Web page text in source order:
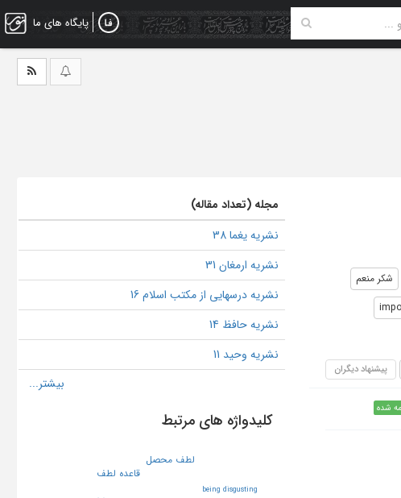
پایگاه های ما
شکر منعم
پیشنهاد دیگران
شده
مجله (تعداد مقاله)
نشریه یغما 38
نشریه ارمغان 31
نشریه درسهایی از مکتب اسلام 16
نشریه حافظ 14
نشریه وحید 11
کلیدواژه های مرتبط
قاعده لطف
لطف محصل
being disgusting